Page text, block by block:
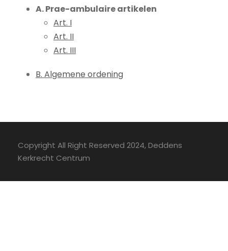
A. Prae-ambulaire artikelen
Art. I
Art. II
Art. III
B. Algemene ordening
Copyright All Right Reserved 2024, Deddens
Kerkrecht Centrum